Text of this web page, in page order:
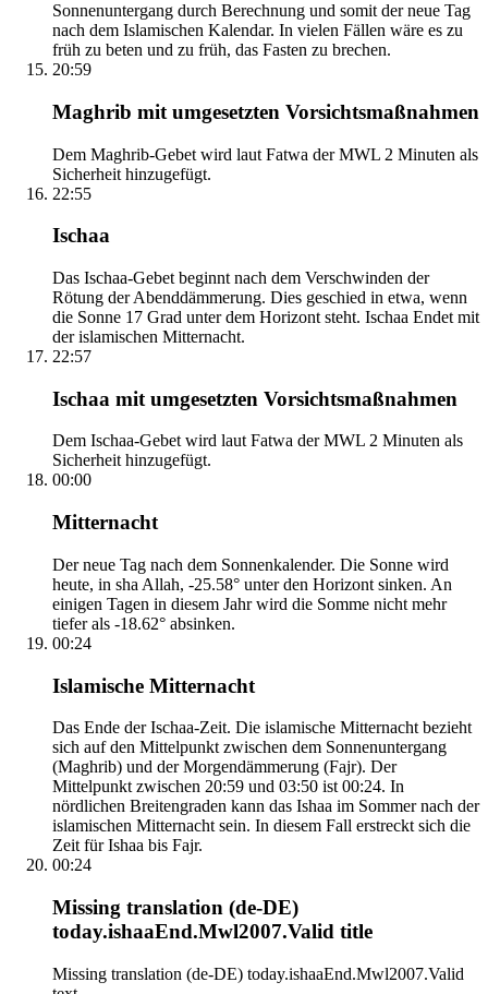
Sonnenuntergang durch Berechnung und somit der neue Tag
nach dem Islamischen Kalendar. In vielen Fällen wäre es zu
früh zu beten und zu früh, das Fasten zu brechen.
20:59
Maghrib mit umgesetzten Vorsichtsmaßnahmen
Dem Maghrib-Gebet wird laut Fatwa der MWL 2 Minuten als
Sicherheit hinzugefügt.
22:55
Ischaa
Das Ischaa-Gebet beginnt nach dem Verschwinden der
Rötung der Abenddämmerung. Dies geschied in etwa, wenn
die Sonne 17 Grad unter dem Horizont steht. Ischaa Endet mit
der islamischen Mitternacht.
22:57
Ischaa mit umgesetzten Vorsichtsmaßnahmen
Dem Ischaa-Gebet wird laut Fatwa der MWL 2 Minuten als
Sicherheit hinzugefügt.
00:00
Mitternacht
Der neue Tag nach dem Sonnenkalender. Die Sonne wird
heute, in sha Allah, -25.58° unter den Horizont sinken. An
einigen Tagen in diesem Jahr wird die Somme nicht mehr
tiefer als -18.62° absinken.
00:24
Islamische Mitternacht
Das Ende der Ischaa-Zeit. Die islamische Mitternacht bezieht
sich auf den Mittelpunkt zwischen dem Sonnenuntergang
(Maghrib) und der Morgendämmerung (Fajr). Der
Mittelpunkt zwischen 20:59 und 03:50 ist 00:24. In
nördlichen Breitengraden kann das Ishaa im Sommer nach der
islamischen Mitternacht sein. In diesem Fall erstreckt sich die
Zeit für Ishaa bis Fajr.
00:24
Missing translation (de-DE)
today.ishaaEnd.Mwl2007.Valid title
Missing translation (de-DE) today.ishaaEnd.Mwl2007.Valid